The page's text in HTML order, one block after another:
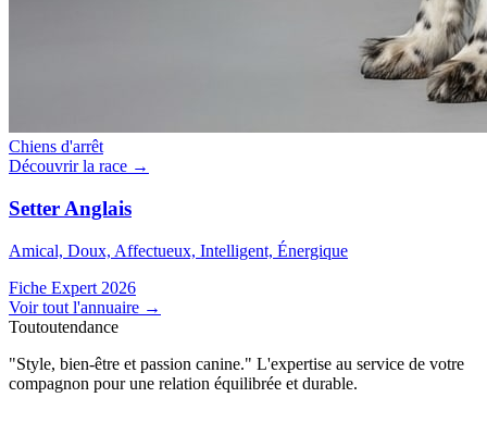
Chiens d'arrêt
Découvrir la race →
Setter Anglais
Amical, Doux, Affectueux, Intelligent, Énergique
Fiche Expert 2026
Voir tout l'annuaire →
Toutoutendance
"Style, bien-être et passion canine." L'expertise au service de votre
compagnon pour une relation équilibrée et durable.